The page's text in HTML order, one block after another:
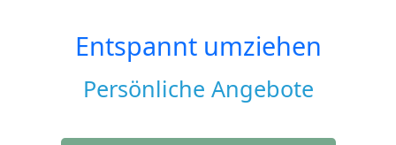
Entspannt umziehen
Persönliche Angebote